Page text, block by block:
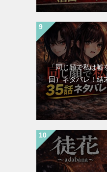
「同じ顔で私は嘘
回）ネタバレ！結